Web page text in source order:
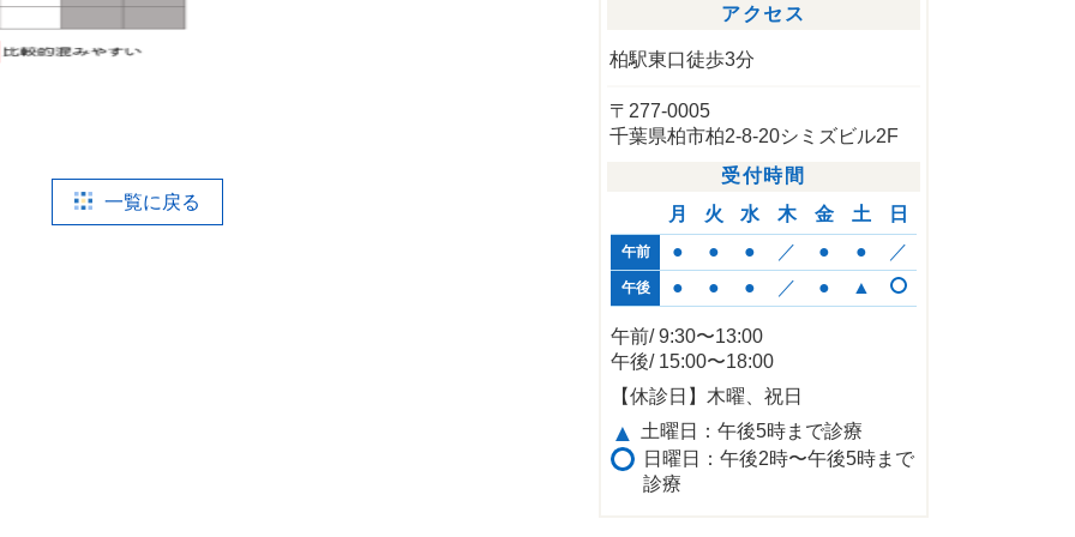
一覧に戻る
アクセス
柏駅東口徒歩3分
〒277-0005
千葉県柏市柏2-8-20シミズビル2F
受付時間
月
火 水 木 金 土 日
午前 ● ● ● ／ ● ● ／
午後 ● ● ● ／ ● ▲
午前/ 9:30〜13:00
午後/ 15:00〜18:00
【休診日】木曜、祝日
▲
土曜日：午後5時まで診療
日曜日：午後2時〜午後5時まで
診療